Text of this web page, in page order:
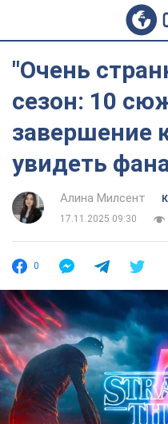
"Очень
сезон: 10
завершение
увидеть
Алина Милсент
17.11.2025 09:30
0